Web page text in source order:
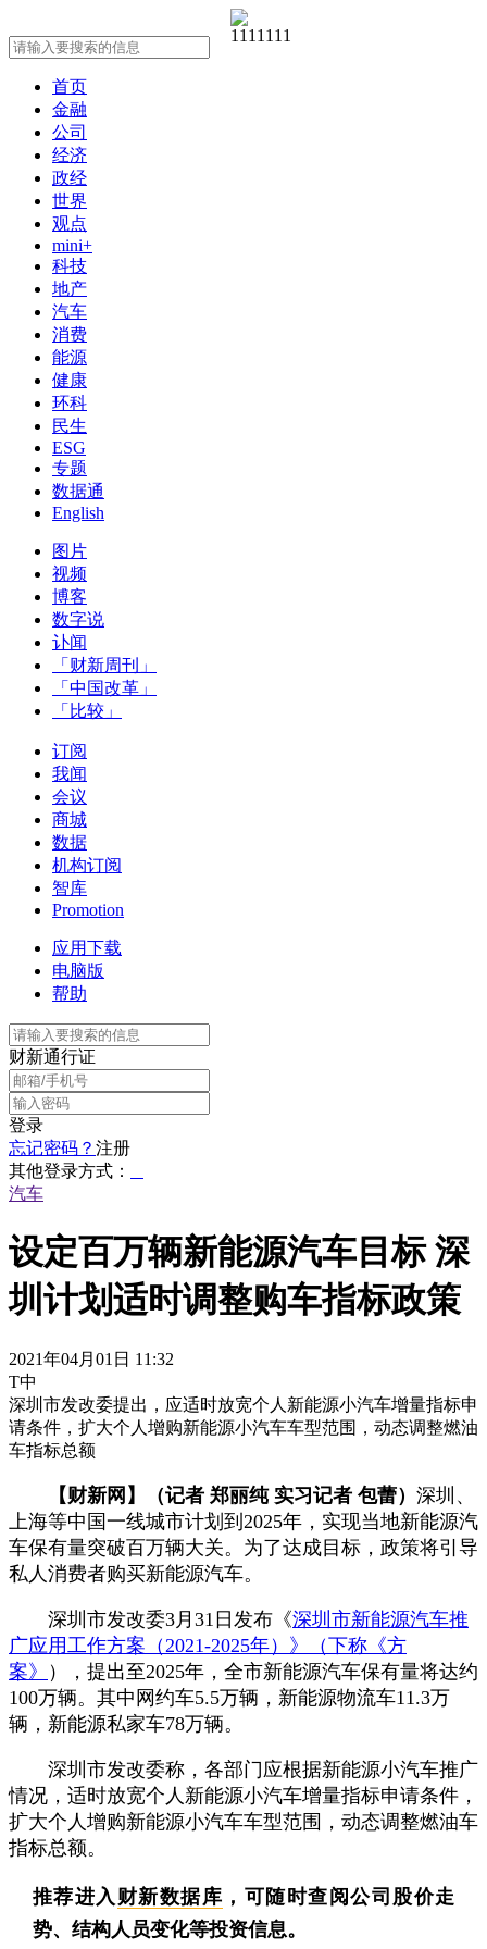
首页
金融
公司
经济
政经
世界
观点
mini+
科技
地产
汽车
消费
能源
健康
环科
民生
ESG
专题
数据通
English
图片
视频
博客
数字说
讣闻
「财新周刊」
「中国改革」
「比较」
订阅
我闻
会议
商城
数据
机构订阅
智库
Promotion
应用下载
电脑版
帮助
财新通行证
登录
忘记密码？ 注册
其他登录方式：
汽车
设定百万辆新能源汽车目标 深
圳计划适时调整购车指标政策
2021年04月01日 11:32
T中
深圳市发改委提出，应适时放宽个人新能源小汽车增量指标申
请条件，扩大个人增购新能源小汽车车型范围，动态调整燃油
车指标总额
【财新网】（记者 郑丽纯 实习记者 包蕾） 深圳、
上海等中国一线城市计划到2025年，实现当地新能源汽
车保有量突破百万辆大关。为了达成目标，政策将引导
私人消费者购买新能源汽车。
深圳市发改委3月31日发布《深圳市新能源汽车推
广应用工作方案（2021-2025年）》（下称《方
案》
），提出至2025年，全市新能源汽车保有量将达约
100万辆。其中网约车5.5万辆，新能源物流车11.3万
辆，新能源私家车78万辆。
深圳市发改委称，各部门应根据新能源小汽车推广
情况，适时放宽个人新能源小汽车增量指标申请条件，
扩大个人增购新能源小汽车车型范围，动态调整燃油车
指标总额。
推荐进入 财新数据库 ，可随时查阅公司股价走
势、结构人员变化等投资信息。